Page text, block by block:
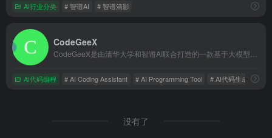
AI行业分类 # 智谱AI # 智谱清影
CodeGeeX
AI代码编程 # AI Coding Assistant # AI Programming Tool # AI代码生成
没有了